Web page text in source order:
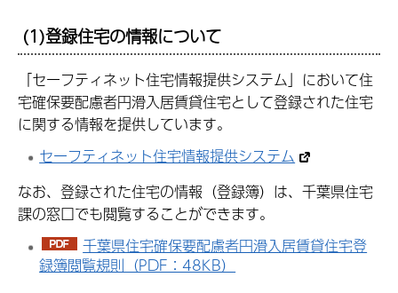
(1)登録住宅の情報について
「セーフティネット住宅情報提供システム」において住
宅確保要配慮者円滑入居賃貸住宅として登録された住宅
に関する情報を提供しています。
セーフティネット住宅情報提供システム
なお、登録された住宅の情報（登録簿）は、千葉県住宅
課の窓口でも閲覧することができます。
千葉県住宅確保要配慮者円滑入居賃貸住宅登
録簿閲覧規則（PDF：48KB）